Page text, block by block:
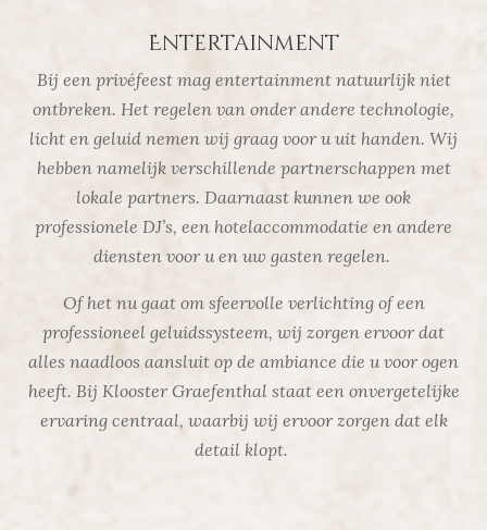
Entertainment
Bij een privéfeest mag entertainment natuurlijk niet
ontbreken. Het regelen van onder andere technologie,
licht en geluid nemen wij graag voor u uit handen. Wij
hebben namelijk verschillende partnerschappen met
lokale partners. Daarnaast kunnen we ook
professionele DJ’s, een hotelaccommodatie en andere
diensten voor u en uw gasten regelen.
Of het nu gaat om sfeervolle verlichting of een
professioneel geluidssysteem, wij zorgen ervoor dat
alles naadloos aansluit op de ambiance die u voor ogen
heeft. Bij Klooster Graefenthal staat een onvergetelijke
ervaring centraal, waarbij wij ervoor zorgen dat elk
detail klopt.